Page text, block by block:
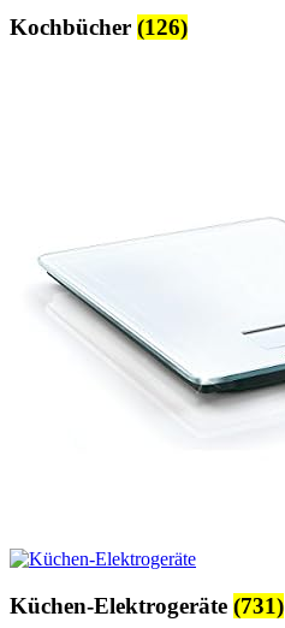
Kochbücher (126)
Küchen-Elektrogeräte (731)